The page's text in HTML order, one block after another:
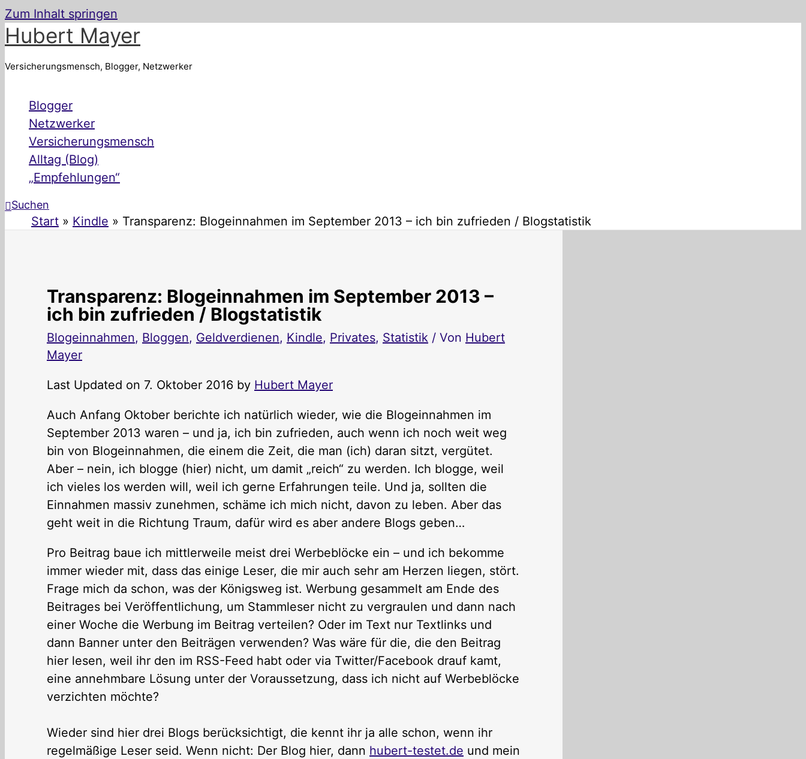
Zum Inhalt springen
Hubert Mayer
Versicherungsmensch, Blogger, Netzwerker
Blogger
Netzwerker
Versicherungsmensch
Alltag (Blog)
„Empfehlungen“
Suchen
Start Kindle Transparenz: Blogeinnahmen im September 2013 – ich bin zufrieden / Blogstatistik
Transparenz: Blogeinnahmen im September 2013 –
ich bin zufrieden / Blogstatistik
Blogeinnahmen, Bloggen, Geldverdienen, Kindle, Privates, Statistik / Von Hubert
Mayer
Last Updated on 7. Oktober 2016 by Hubert Mayer
Auch Anfang Oktober berichte ich natürlich wieder, wie die Blogeinnahmen im
September 2013 waren – und ja, ich bin zufrieden, auch wenn ich noch weit weg
bin von Blogeinnahmen, die einem die Zeit, die man (ich) daran sitzt, vergütet.
Aber – nein, ich blogge (hier) nicht, um damit „reich“ zu werden. Ich blogge, weil
ich vieles los werden will, weil ich gerne Erfahrungen teile. Und ja, sollten die
Einnahmen massiv zunehmen, schäme ich mich nicht, davon zu leben. Aber das
geht weit in die Richtung Traum, dafür wird es aber andere Blogs geben…
Pro Beitrag baue ich mittlerweile meist drei Werbeblöcke ein – und ich bekomme
immer wieder mit, dass das einige Leser, die mir auch sehr am Herzen liegen, stört.
Frage mich da schon, was der Königsweg ist. Werbung gesammelt am Ende des
Beitrages bei Veröffentlichung, um Stammleser nicht zu vergraulen und dann nach
einer Woche die Werbung im Beitrag verteilen? Oder im Text nur Textlinks und
dann Banner unter den Beiträgen verwenden? Was wäre für die, die den Beitrag
hier lesen, weil ihr den im RSS-Feed habt oder via Twitter/Facebook drauf kamt,
eine annehmbare Lösung unter der Voraussetzung, dass ich nicht auf Werbeblöcke
verzichten möchte?
Wieder sind hier drei Blogs berücksichtigt, die kennt ihr ja alle schon, wenn ihr
regelmäßige Leser seid. Wenn nicht: Der Blog hier, dann hubert-testet.de und mein